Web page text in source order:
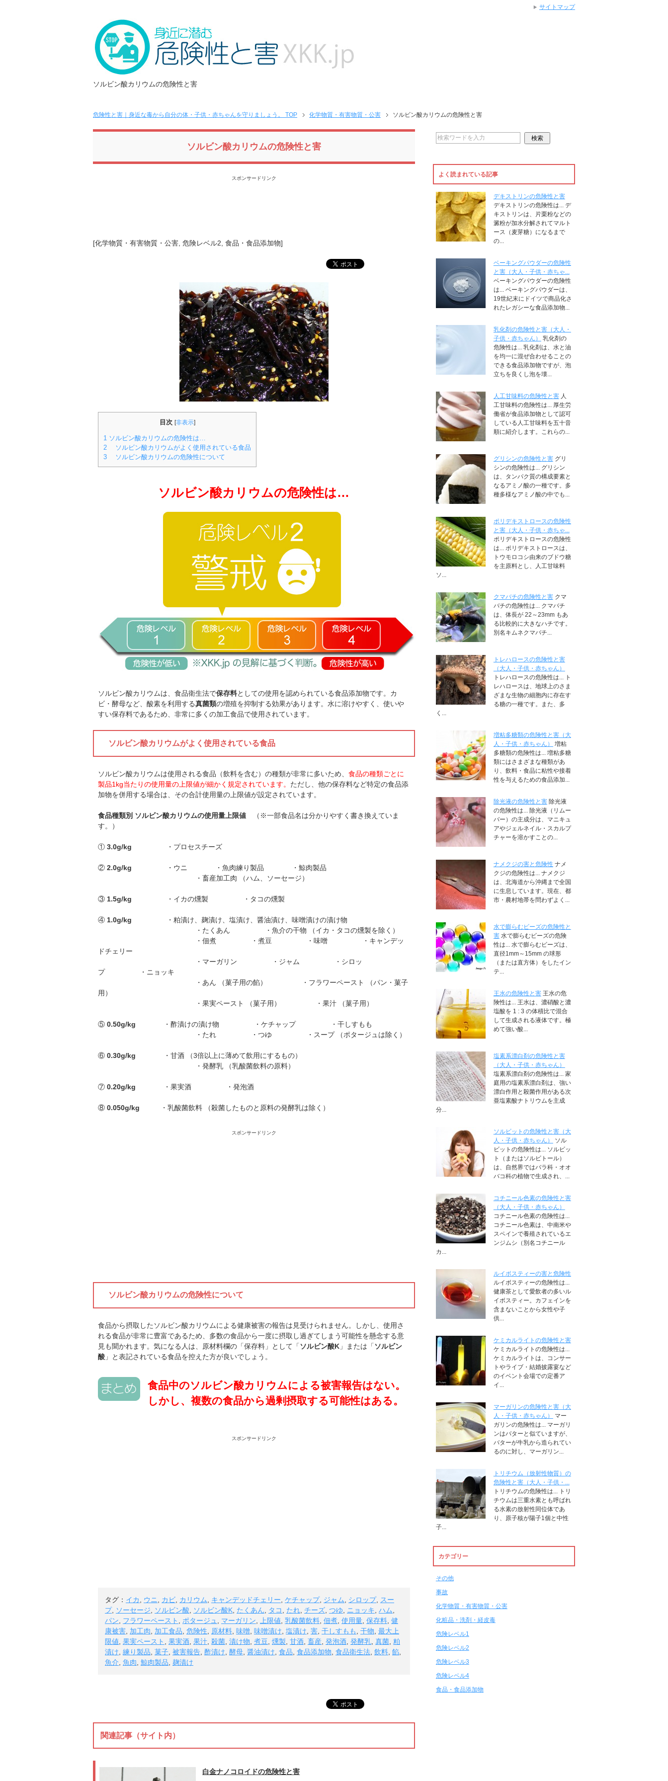
ソルビン酸カリウムの危険性と害
危険性と害｜身近な毒から自分の体・子供・赤ちゃんを守りましょう。 TOP 化学物質・有害物質・公害 ソルビン酸カリウムの危険性と害
ソルビン酸カリウムの危険性と害
スポンサードリンク
[化学物質・有害物質・公害 危険レベル2 食品・食品添加物]
目次 [非表示]
1 ソルビン酸カリウムの危険性は…
2 ソルビン酸カリウムがよく使用されている食品
3 ソルビン酸カリウムの危険性について
ソルビン酸カリウムの危険性は…
ソルビン酸カリウムは、食品衛生法で保存料としての使用を認められている食品添加物です。カ
ビ・酵母など、酸素を利用する真菌類の増殖を抑制する効果があります。水に溶けやすく、使いや
すい保存料であるため、非常に多くの加工食品で使用されています。
ソルビン酸カリウムがよく使用されている食品
ソルビン酸カリウムは使用される食品（飲料を含む）の種類が非常に多いため、 食品の種類ごとに
製品1kg当たりの使用量の上限値が細かく規定されています。 ただし、他の保存料など特定の食品添
加物を併用する場合は、その合計使用量の上限値が設定されています。
食品種類別 ソルビン酸カリウムの使用量上限値 （※一部食品名は分かりやすく書き換えていま
す。）
① 3.0g/kg ・プロセスチーズ
② 2.0g/kg ・ウニ ・魚肉練り製品 ・鯨肉製品
・畜産加工肉 （ハム、ソーセージ）
③ 1.5g/kg ・イカの燻製 ・タコの燻製
④ 1.0g/kg ・粕漬け、麹漬け、塩漬け、醤油漬け、味噌漬けの漬け物
・たくあん ・魚介の干物 （イカ・タコの燻製を除く）
・佃煮 ・煮豆 ・味噌 ・キャンデッ
ドチェリー
・マーガリン ・ジャム ・シロッ
プ ・ニョッキ
・あん （菓子用の餡） ・フラワーペースト （パン・菓子
用）
・果実ペースト （菓子用） ・果汁 （菓子用）
⑤ 0.50g/kg ・酢漬けの漬け物 ・ケチャップ ・干しすもも
・たれ ・つゆ ・スープ （ポタージュは除く）
⑥ 0.30g/kg ・甘酒 （3倍以上に薄めて飲用にするもの）
・発酵乳 （乳酸菌飲料の原料）
⑦ 0.20g/kg ・果実酒 ・発泡酒
⑧ 0.050g/kg ・乳酸菌飲料 （殺菌したものと原料の発酵乳は除く）
スポンサードリンク
ソルビン酸カリウムの危険性について
食品から摂取したソルビン酸カリウムによる健康被害の報告は見受けられません。しかし、使用さ
れる食品が非常に豊富であるため、多数の食品から一度に摂取し過ぎてしまう可能性を懸念する意
見も聞かれます。気になる人は、原材料欄の「保存料」として「 ソルビン酸K 」または「 ソルビン
酸 」と表記されている食品を控えた方が良いでしょう。
食品中のソルビン酸カリウムによる被害報告はない。
しかし、複数の食品から過剰摂取する可能性はある。
スポンサードリンク
タグ： イカ ウニ カビ カリウム キャンデッドチェリー ケチャップ, ジャム シロップ, スー
プ, ソーセージ ソルビン酸 ソルビン酸K たくあん タコ たれ チーズ つゆ ニョッキ ハム
パン
フラワーペースト ポタージュ マーガリン 上限値 乳酸菌飲料 佃煮 使用量 保存料 健
康被害 加工肉 加工食品 危険性 原材料 味噌 味噌漬け 塩漬け 害 干しすもも 干物 最大上
限値 果実ペースト 果実酒 果汁 殺菌 漬け物 煮豆 燻製 甘酒 畜産 発泡酒 発酵乳 真菌 粕
漬け 練り製品 菓子 被害報告 酢漬け 酵母 醤油漬け 食品 食品添加物 食品衛生法 飲料 餡
魚介 魚肉 鯨肉製品 麹漬け
関連記事（サイト内）
白金ナノコロイドの危険性と害
よく読まれている記事
デキストリンの危険性と害
デキストリンの危険性は... デ
キストリンは、片栗粉などの
澱粉が加水分解されてマルト
ース（麦芽糖）になるまで
の...
ベーキングパウダーの危険性
と害（大人・子供・赤ちゃ...
ベーキングパウダーの危険性
は... ベーキングパウダーは、
19世紀末にドイツで商品化さ
れたレガシーな食品添加物...
乳化剤の危険性と害（大人・
子供・赤ちゃん）
乳化剤の
危険性は... 乳化剤は、水と油
を均一に混ぜ合わせることの
できる食品添加物ですが、泡
立ちを良くし泡を壊...
人工甘味料の危険性と害 人
工甘味料の危険性は... 厚生労
働省が食品添加物として認可
している人工甘味料を五十音
順に紹介します。これらの...
グリシンの危険性と害 グリ
シンの危険性は... グリシン
は、タンパク質の構成要素と
なるアミノ酸の一種です。多
種多様なアミノ酸の中でも...
ポリデキストロースの危険性
と害（大人・子供・赤ちゃ...
ポリデキストロースの危険性
は... ポリデキストロースは、
トウモロコシ由来のブドウ糖
を主原料とし、人工甘味料
ソ...
クマバチの危険性と害 クマ
バチの危険性は... クマバチ
は、体長が 22～23mm もあ
る比較的に大きなハチです。
別名キムネクマバチ...
トレハロースの危険性と害
（大人・子供・赤ちゃん）
トレハロースの危険性は... ト
レハロースは、地球上のさま
ざまな生物の細胞内に存在す
る糖の一種です。また、多
く...
増粘多糖類の危険性と害（大
人・子供・赤ちゃん）
増粘
多糖類の危険性は... 増粘多糖
類にはさまざまな種類があ
り、飲料・食品に粘性や接着
性を与えるための食品添加...
除光液の危険性と害 除光液
の危険性は... 除光液（リムー
バー）の主成分は、マニキュ
アやジェルネイル・スカルプ
チャーを溶かすことの...
ナメクジの害と危険性 ナメ
クジの危険性は... ナメクジ
は、北海道から沖縄まで全国
に生息しています。現在、都
市・農村地帯を問わずよく...
水で膨らむビーズの危険性と
害 水で膨らむビーズの危険
性は... 水で膨らむビーズは、
直径1mm～15mm の球形
（または直方体）をしたイン
テ...
王水の危険性と害 王水の危
険性は... 王水は、濃硝酸と濃
塩酸を 1 : 3 の体積比で混合
して生成される液体です。極
めて強い酸...
塩素系漂白剤の危険性と害
（大人・子供・赤ちゃん）
塩素系漂白剤の危険性は... 家
庭用の塩素系漂白剤は、強い
漂白作用と殺菌作用がある次
亜塩素酸ナトリウムを主成
分...
ソルビットの危険性と害（大
人・子供・赤ちゃん）
ソル
ビットの危険性は... ソルビッ
ト（またはソルビトール）
は、自然界ではバラ科・オオ
バコ科の植物で生成され、...
コチニール色素の危険性と害
（大人・子供・赤ちゃん）
コチニール色素の危険性は...
コチニール色素は、中南米や
スペインで養殖されているエ
ンジムシ（別名コチニール
カ...
ルイボスティーの害と危険性
ルイボスティーの危険性は...
健康茶として愛飲者の多いル
イボスティー。カフェインを
含まないことから女性や子
供...
ケミカルライトの危険性と害
ケミカルライトの危険性は...
ケミカルライトは、コンサー
トやライブ・結婚披露宴など
のイベント会場での定番ア
イ...
マーガリンの危険性と害（大
人・子供・赤ちゃん）
マー
ガリンの危険性は... マーガリ
ンはバターと似ていますが、
バターが牛乳から造られてい
るのに対し、マーガリン...
トリチウム（放射性物質）の
危険性と害（大人・子供・...
トリチウムの危険性は... トリ
チウムは三重水素とも呼ばれ
る水素の放射性同位体であ
り、原子核が陽子1個と中性
子...
カテゴリー
その他
事故
化学物質・有害物質・公害
化粧品・洗剤・経皮毒
危険レベル1
危険レベル2
危険レベル3
危険レベル4
食品・食品添加物
サイトマップ